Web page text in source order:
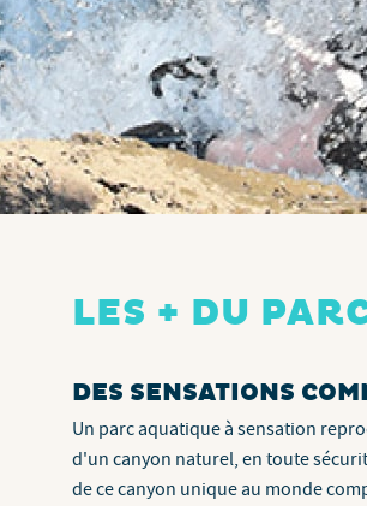
LES + DU
DES SENSATIONS
Un parc aquatique à sensation
d'un canyon naturel, en toute
de ce canyon unique au monde